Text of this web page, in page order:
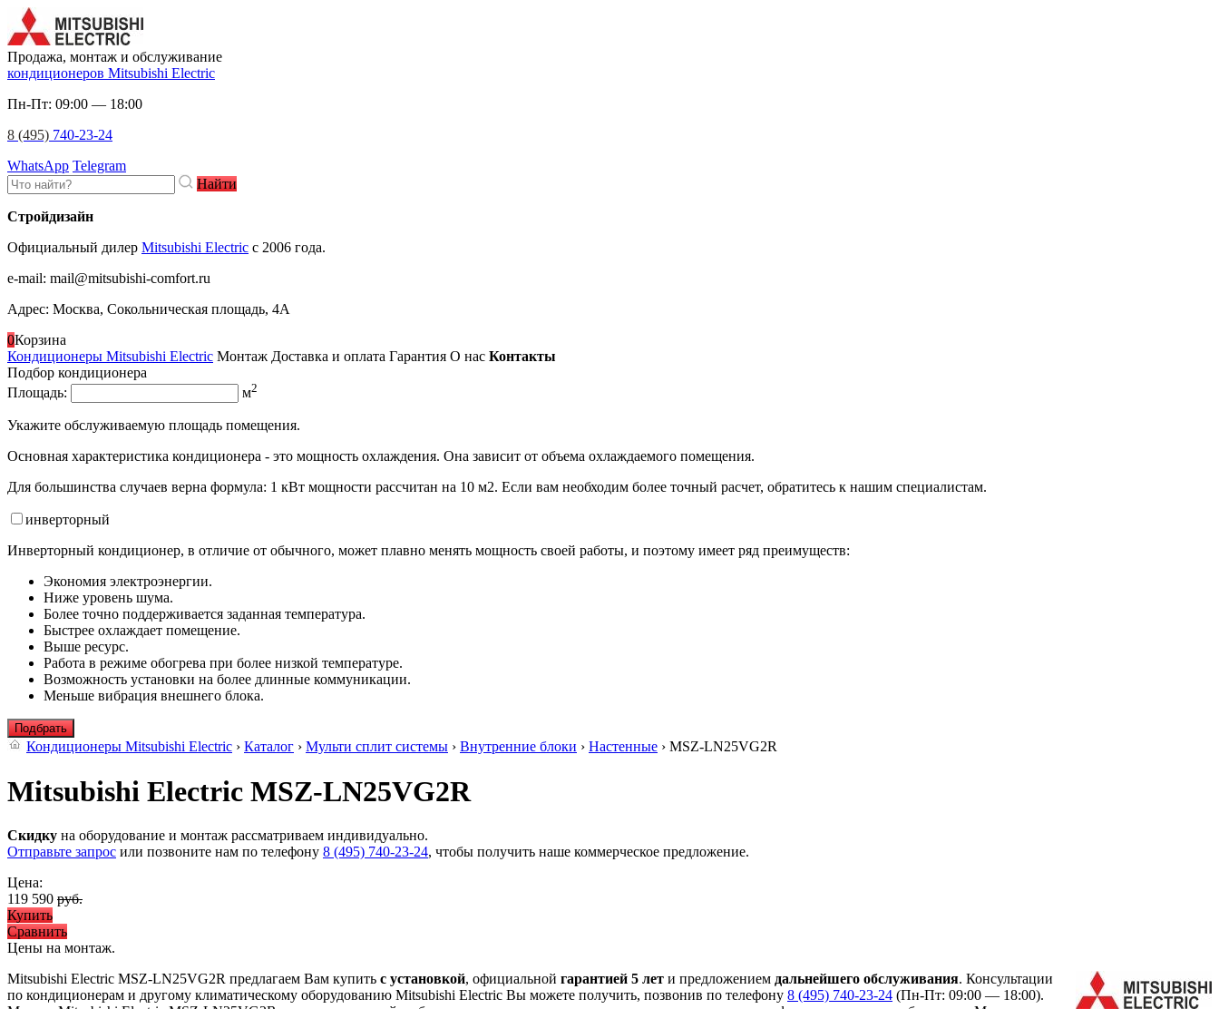
Продажа, монтаж и обслуживание
кондиционеров Mitsubishi Electric
Пн-Пт: 09:00 — 18:00
8 (495) 740-23-24
WhatsApp Telegram
Найти
Стройдизайн
Официальный дилер Mitsubishi Electric c 2006 года.
e-mail: mail@mitsubishi-comfort.ru
Адрес: Москва, Сокольническая площадь, 4А
0Корзина
Кондиционеры Mitsubishi Electric Монтаж Доставка и оплата Гарантия О нас Контакты
Подбор кондиционера
Площадь:
м2
Укажите обслуживаемую площадь помещения.
Основная характеристика кондиционера - это мощность охлаждения. Она зависит от объема охлаждаемого помещения.
Для большинства случаев верна формула: 1 кВт мощности рассчитан на 10 м2. Если вам необходим более точный расчет, обратитесь к нашим специалистам.
инверторный
Инверторный кондиционер, в отличие от обычного, может плавно менять мощность своей работы, и поэтому имеет ряд преимуществ:
Экономия электроэнергии.
Ниже уровень шума.
Более точно поддерживается заданная температура.
Быстрее охлаждает помещение.
Выше ресурс.
Работа в режиме обогрева при более низкой температуре.
Возможность установки на более длинные коммуникации.
Меньше вибрация внешнего блока.
Подбрать
Кондиционеры Mitsubishi Electric › Каталог › Мульти сплит системы › Внутренние блоки › Настенные › MSZ-LN25VG2R
Mitsubishi Electric MSZ-LN25VG2R
Скидку на оборудование и монтаж рассматриваем индивидуально.
Отправьте запрос или позвоните нам по телефону 8 (495) 740-23-24, чтобы получить наше коммерческое предложение.
Цена:
119 590 руб.
Купить
Сравнить
Цены на монтаж.
Mitsubishi Electric MSZ-LN25VG2R предлагаем Вам купить с установкой, официальной гарантией 5 лет и предложением дальнейшего обслуживания. Консультации
по кондиционерам и другому климатическому оборудованию Mitsubishi Electric Вы можете получить, позвонив по телефону 8 (495) 740-23-24 (Пн-Пт: 09:00 — 18:00).